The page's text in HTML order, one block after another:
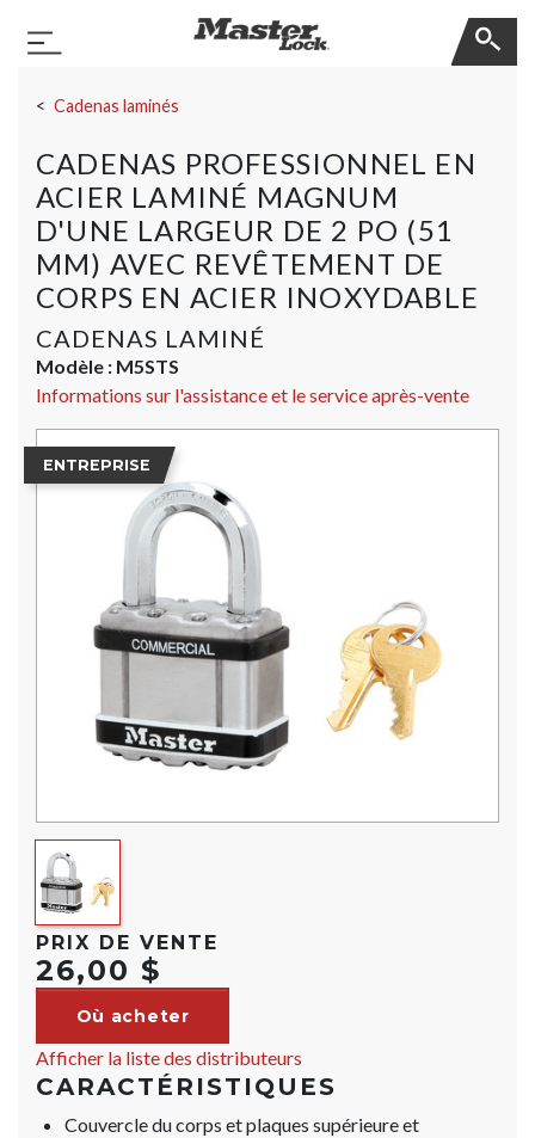
Basculer la navigation
Cadenas laminés
CADENAS PROFESSIONNEL EN
ACIER LAMINÉ MAGNUM
D'UNE LARGEUR DE 2 PO (51
MM) AVEC REVÊTEMENT DE
CORPS EN ACIER INOXYDABLE
CADENAS LAMINÉ
Modèle : M5STS
Informations sur l'assistance et le service après-vente
ENTREPRISE
PRIX DE VENTE
26,00 $
Où acheter
Afficher la liste des distributeurs
CARACTÉRISTIQUES
Couvercle du corps et plaques supérieure et